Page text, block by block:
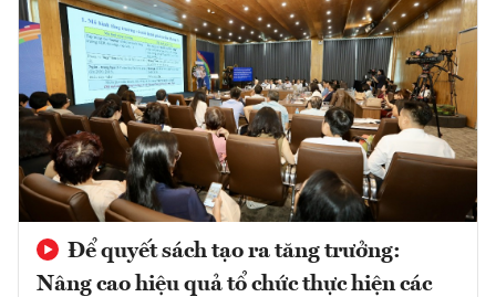
Để quyết sách tạo ra tăng trưởng:
Nâng cao hiệu quả tổ chức thực hiện các